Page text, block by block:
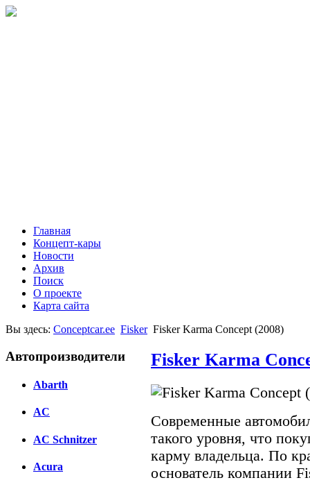
Главная
Концепт-кары
Новости
Архив
Поиск
О проекте
Карта сайта
Вы здесь: Conceptcar.ee Fisker Fisker Karma Concept (2008)
Автопроизводители
Abarth
AC
AC Schnitzer
Acura
Fisker Karma
Современные
такого уровня, что
карму владельца. По
основатель компании